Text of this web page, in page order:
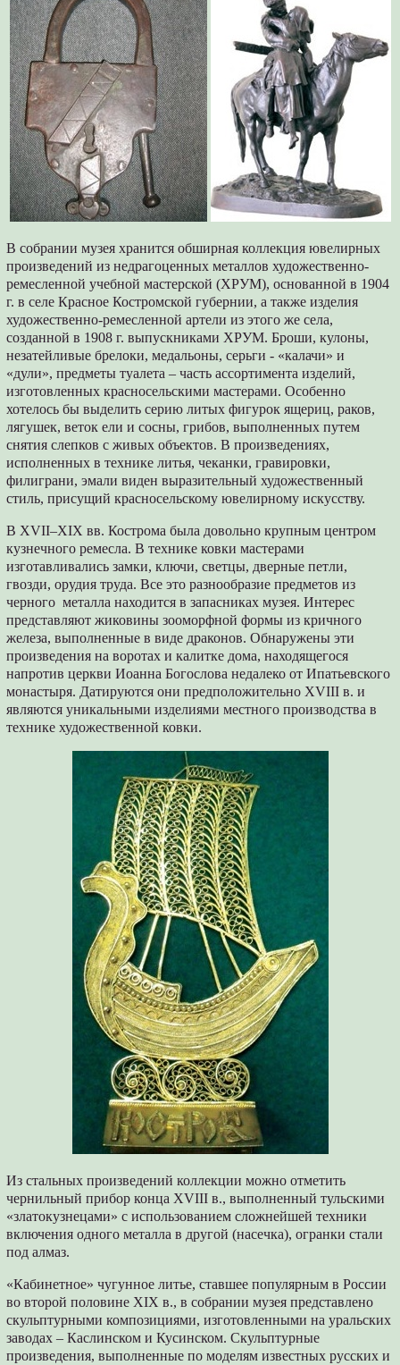
В собрании музея хранится обширная коллекция ювелирных
произведений из недрагоценных металлов художественно-
ремесленной учебной мастерской (ХРУМ), основанной в 1904
г. в селе Красное Костромской губернии, а также изделия
художественно-ремесленной артели из этого же села,
созданной в 1908 г. выпускниками ХРУМ. Броши, кулоны,
незатейливые брелоки, медальоны, серьги - «калачи» и
«дули», предметы туалета – часть ассортимента изделий,
изготовленных красносельскими мастерами. Особенно
хотелось бы выделить серию литых фигурок ящериц, раков,
лягушек, веток ели и сосны, грибов, выполненных путем
снятия слепков с живых объектов. В произведениях,
исполненных в технике литья, чеканки, гравировки,
филиграни, эмали виден выразительный художественный
стиль, присущий красносельскому ювелирному искусству.
В XVII–XIX вв. Кострома была довольно крупным центром
кузнечного ремесла. В технике ковки мастерами
изготавливались замки, ключи, светцы, дверные петли,
гвозди, орудия труда. Все это разнообразие предметов из
черного металла находится в запасниках музея. Интерес
представляют жиковины зооморфной формы из кричного
железа, выполненные в виде драконов. Обнаружены эти
произведения на воротах и калитке дома, находящегося
напротив церкви Иоанна Богослова недалеко от Ипатьевского
монастыря. Датируются они предположительно XVIII в. и
являются уникальными изделиями местного производства в
технике художественной ковки.
Из стальных произведений коллекции можно отметить
чернильный прибор конца XVIII в., выполненный тульскими
«златокузнецами» с использованием сложнейшей техники
включения одного металла в другой (насечка), огранки стали
под алмаз.
«Кабинетное» чугунное литье, ставшее популярным в России
во второй половине XIX в., в собрании музея представлено
скульптурными композициями, изготовленными на уральских
заводах – Каслинском и Кусинском. Скульптурные
произведения, выполненные по моделям известных русских и